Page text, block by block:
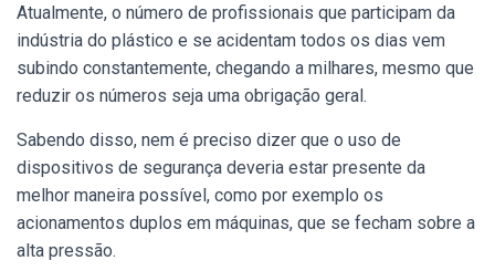
Atualmente, o número de profissionais que participam da
indústria do plástico e se acidentam todos os dias vem
subindo constantemente, chegando a milhares, mesmo que
reduzir os números seja uma obrigação geral.
Sabendo disso, nem é preciso dizer que o uso de
dispositivos de segurança deveria estar presente da
melhor maneira possível, como por exemplo os
acionamentos duplos em máquinas, que se fecham sobre a
alta pressão.